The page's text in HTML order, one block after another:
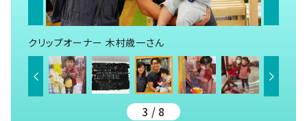
クリップオーナー 木村歳一さん
3 / 8